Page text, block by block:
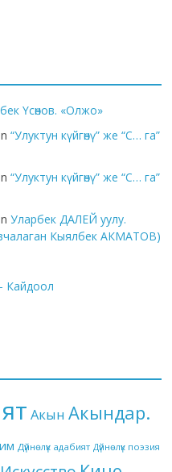
Үсөнов. «Олжо»
“Улуктун күйгөнү” же “С… га”
“Улуктун күйгөнү” же “С… га”
Уларбек ДАЛЕЙ уулу.
Кыялбек АКМАТОВ)
Кайдоол
Акын Акындар.
Дүйнөлүк адабият Дүйнөлүк поэзия